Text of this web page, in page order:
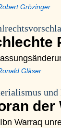
Grözinger
Gläser
der
Warraq